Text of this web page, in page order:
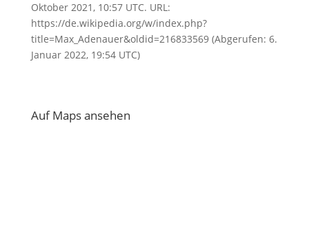
Oktober 2021, 10:57 UTC. URL:
https://de.wikipedia.org/w/index.php?
title=Max_Adenauer&oldid=216833569 (Abgerufen: 6.
Januar 2022, 19:54 UTC)
Auf Maps ansehen